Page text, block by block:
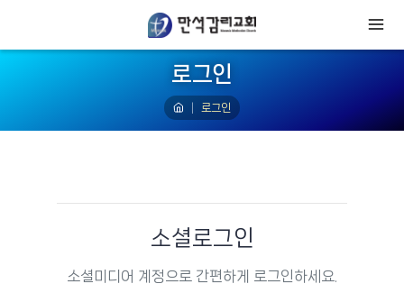
로그인
로그인
소셜로그인
소셜미디어 계정으로 간편하게 로그인하세요.